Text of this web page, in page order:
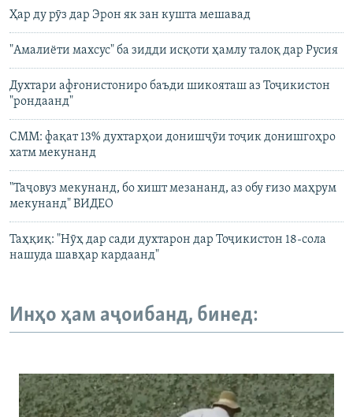
Ҳар ду рӯз дар Эрон як зан кушта мешавад
"Амалиёти махсус" ба зидди исқоти ҳамлу талоқ дар Русия
Духтари афғонистониро баъди шикояташ аз Тоҷикистон
"рондаанд"
СММ: фақат 13% духтарҳои донишҷӯи тоҷик донишгоҳро
хатм мекунанд
"Таҷовуз мекунанд, бо хишт мезананд, аз обу ғизо маҳрум
мекунанд" ВИДЕО
Таҳқиқ: "Нӯҳ дар сади духтарон дар Тоҷикистон 18-сола
нашуда шавҳар кардаанд"
Инҳо ҳам аҷоибанд, бинед: